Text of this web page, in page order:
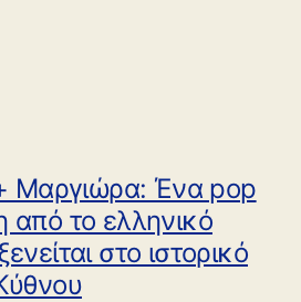
Μαργιώρα: Ένα pop
από το ελληνικό
στο ιστορικό